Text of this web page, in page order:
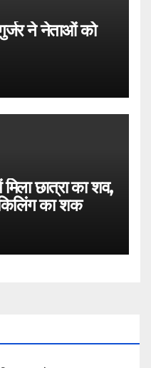
ने नेताओं को
छात्रा का शव,
का शक